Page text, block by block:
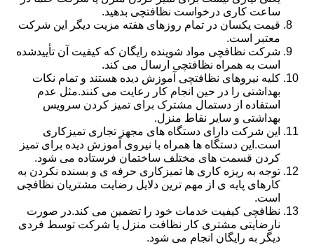
ساعت کاری درخواست نظافتچی بدهید.
قیمت یکسان در تمام روزهای هفته مزیت دیگر این شرکت
معتبر است.
شرکت نظافچی مواد شوینده رایگان که کیفیت آن تأییدشده
است به همراه نظافتچی ارسال می کند.
کلیه نیروهای نظافتچی آموزش دیده هستند و تمام نکات
بهداشتی را در حین انجام کار رعایت می کنند.مثل عدم
استفاده از دستمال مشترک برای تمیز کردن سرویس
بهداشتی و سایر نقاط منزل.
این شرکت دارای دستگاه های مجهز تجاری تمیزکاری
است.این دستگاه ها همراه با نیروی آموزش دیده برای تمیز
کردن قسمت های مختلف ساختمان فرستاده می شود.
توجه به ریزه کاری ها تمیزکاری حرفه ی و بسنده نکردن به
کارهای پایه ی از مهم ترین دلایل رضایت مشتریان نظافچی
است.
نظافچی کیفیت خدمات خود را تضمین می کند.در صورت
نارضایتی مشتری کار نظافت منزل یا شرکت توسط فردی
دیگر به رایگان انجام می شود.